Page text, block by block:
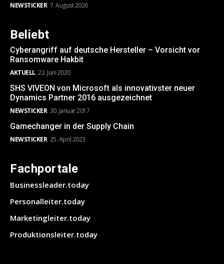
NEWSTICKER 7. August 2026
Beliebt
Cyberangriff auf deutsche Hersteller – Vorsicht vor
Ransomware Hakbit
AKTUELL 22. Juni 2020
SHS VIVEON von Microsoft als innovativster neuer
Dynamics Partner 2016 ausgezeichnet
NEWSTICKER 30. Januar 2017
Gamechanger in der Supply Chain
NEWSTICKER 25. April 2023
Fachportale
Businessleader.today
Personalleiter.today
Marketingleiter.today
Produktionsleiter.today